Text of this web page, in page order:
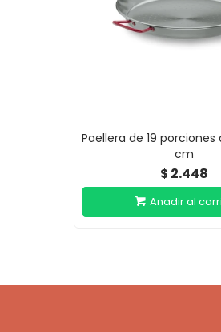
Paellera de 19 porciones
cm
$ 2.448